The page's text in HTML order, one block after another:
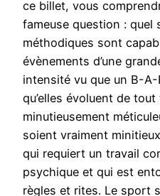
ce billet, vous
fameuse question :
méthodiques sont
évènements d’une
intensité vu que un B-
qu’elles évoluent de
minutieusement
soient vraiment
qui requiert un travail
psychique et qui est
règles et rites. Le sport